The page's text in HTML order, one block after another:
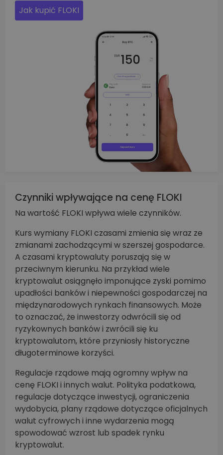
Jak kupić FLOKI
Czynniki wpływające na cenę FLOKI
Na wartość FLOKI wpływa wiele czynników.
Kurs wymiany FLOKI czasami zmienia się wraz ze
zmianami zachodzącymi w szerszej gospodarce.
A czasami kryptowaluty poruszają się w
przeciwnym kierunku. Na przykład wiele
kryptowalut osiągnęło imponujące zyski pomimo
upadłości banków i niepewności gospodarczej na
międzynarodowych rynkach finansowych. Może
to oznaczać, że inwestorzy odwrócili się od
ryzykownych banków i zwrócili się ku
kryptowalutom, które przyniosły historyczne
długoterminowe korzyści.
Regulacje rządowe mają ogromny wpływ na
cenę FLOKI i innych walut. Polityka podatkowa,
regulacje dotyczące inwestycji, ograniczenia
wydobycia, plany rządowe dotyczące oficjalnych
walut cyfrowych i inne wydarzenia mogą
spowodować wzrost lub spadek rynku
kryptowalut.